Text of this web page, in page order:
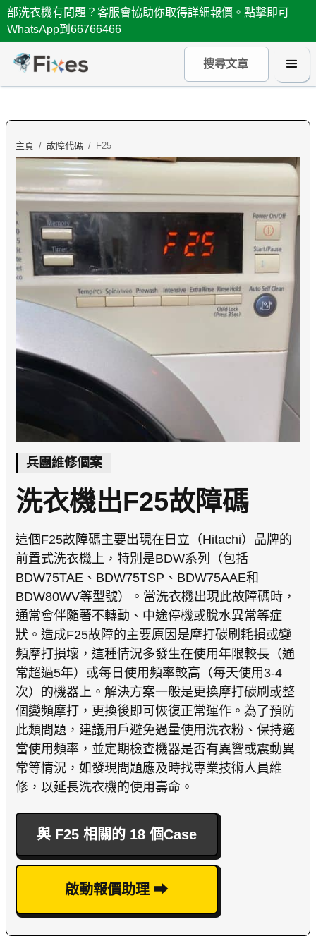
部洗衣機有問題？客服會協助你取得詳細報價。點擊即可
WhatsApp到66766466
主頁 / 故障代碼 / F25
兵團維修個案
洗衣機出F25故障碼
這個F25故障碼主要出現在日立（Hitachi）品牌的
前置式洗衣機上，特別是BDW系列（包括
BDW75TAE、BDW75TSP、BDW75AAE和
BDW80WV等型號）。當洗衣機出現此故障碼時，
通常會伴隨著不轉動、中途停機或脫水異常等症
狀。造成F25故障的主要原因是摩打碳刷耗損或變
頻摩打損壞，這種情況多發生在使用年限較長（通
常超過5年）或每日使用頻率較高（每天使用3-4
次）的機器上。解決方案一般是更換摩打碳刷或整
個變頻摩打，更換後即可恢復正常運作。為了預防
此類問題，建議用戶避免過量使用洗衣粉、保持適
當使用頻率，並定期檢查機器是否有異響或震動異
常等情況，如發現問題應及時找專業技術人員維
修，以延長洗衣機的使用壽命。
與 F25 相關的 18 個Case
啟動報價助理 ⮕